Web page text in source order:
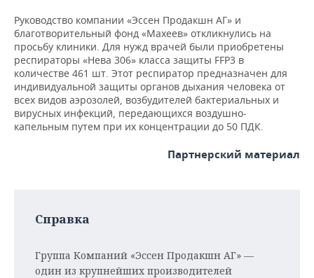
ОТКРЫТАЯ ЛЕКЦИЯ
БАСКЕТБОЛ
ВОЛЕЙБОЛ
КИБЕРСПОРТ
ФИГУРНОЕ КАТАНИЕ
ИНФРАСТРУКТУРА
ИСТОРИЯ
КУЛЬТУРА
МЕДИЦИНА
СПРАВОЧНИК
СПИСОК ПЕРСОН
СПИСОК КОМПАНИЙ
ПОЛНАЯ ВЕРСИЯ
Руководство компании «Эссен Продакшн АГ» и
благотворительный фонд «Махеев» откликнулись на
просьбу клиники. Для нужд врачей были приобретены
респираторы «Нева 306» класса защиты FFP3 в
количестве 461 шт. Этот респиратор предназначен для
индивидуальной защиты органов дыхания человека от
всех видов аэрозолей, возбудителей бактериальных и
вирусных инфекций, передающихся воздушно-
капельным путем при их концентрации до 50 ПДК.
Партнерский материал
Справка
Группа Компаний «Эссен Продакшн АГ» —
один из крупнейших производителей